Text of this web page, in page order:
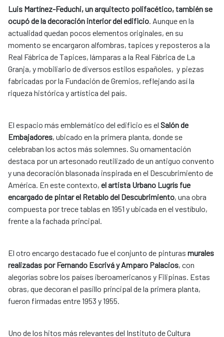
Luis Martínez-Feduchi, un arquitecto polifacético, también se
ocupó de la decoración interior del edificio. Aunque en la
actualidad quedan pocos elementos originales, en su
momento se encargaron alfombras, tapices y reposteros a la
Real Fábrica de Tapices, lámparas a la Real Fábrica de La
Granja, y mobiliario de diversos estilos españoles, y piezas
fabricadas por la Fundación de Gremios, reflejando así la
riqueza histórica y artística del país.
El espacio más emblemático del edificio es el Salón de
Embajadores, ubicado en la primera planta, donde se
celebraban los actos más solemnes. Su ornamentación
destaca por un artesonado reutilizado de un antiguo convento
y una decoración blasonada inspirada en el Descubrimiento de
América. En este contexto, el artista Urbano Lugrís fue
encargado de pintar el Retablo del Descubrimiento, una obra
compuesta por trece tablas en 1951 y ubicada en el vestíbulo,
frente a la fachada principal.
El otro encargo destacado fue el conjunto de pinturas murales
realizadas por Fernando Escrivá y Amparo Palacios, con
alegorías sobre los países iberoamericanos y Filipinas. Estas
obras, que decoran el pasillo principal de la primera planta,
fueron firmadas entre 1953 y 1955.
Uno de los hitos más relevantes del Instituto de Cultura